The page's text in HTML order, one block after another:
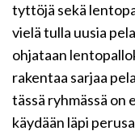
tyttöjä sekä
vielä tulla uusia
ohjataan
rakentaa sarjaa
tässä ryhmässä on
käydään läpi